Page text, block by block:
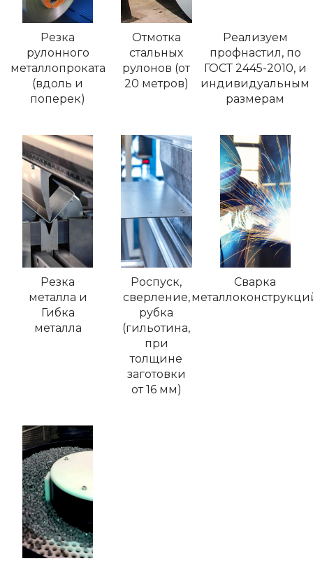
Резка
рулонного
металлопроката
(вдоль и
поперек)
Отмотка
стальных
рулонов (от
20 метров)
Реализуем
профнастил, по
ГОСТ 2445-2010, и
индивидуальным
размерам
Резка
металла и
Гибка
металла
Роспуск,
сверление,
рубка
(гильотина,
при
толщине
заготовки
от 16 мм)
Сварка